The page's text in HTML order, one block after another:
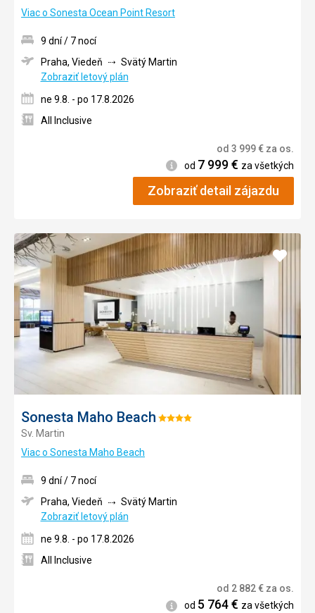
Viac o Sonesta Ocean Point Resort
9 dní / 7 nocí
Praha, Viedeň
Svätý Martin
Zobraziť letový plán
ne 9.8. - po 17.8.2026
All Inclusive
od 3 999€ za os.
Informácie
od 7 999€ za všetkých
Zobraziť detail zájazdu
Sonesta Maho Beach Hodnotenie:
Sv. Martin
Viac o Sonesta Maho Beach
Pridať
9 dní / 7 nocí
Praha, Viedeň
Svätý Martin
Zobraziť letový plán
ne 9.8. - po 17.8.2026
All Inclusive
od 2 882€ za os.
Informácie
od 5 764€ za všetkých